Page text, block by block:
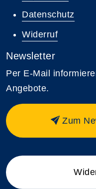
Datenschutz
Widerruf
Newsletter
Per E-Mail
Angebote.
Zum